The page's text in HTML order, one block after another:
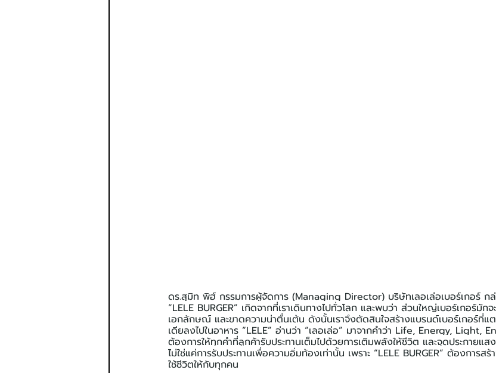
ดร.สุมิท พิฮ์ กรรมการผู้จัดการ (Managing Director) บริษัทเลอเล่อเบอร์เกอร์ ก
“LELE BURGER” เกิดจากที่เราเดินทางไปทั่วโลก และพบว่า ส่วนใหญ่เบอร์เกอร์มัก
เอกลักษณ์ และขาดความน่าตื่นเต้น ดังนั้นเราจึงตัดสินใจสร้างแบรนด์เบอร์เกอร์ที่แ
เดียลงไปในอาหาร “LELE” อ่านว่า “เลอเล่อ” มาจากคำว่า Life, Energy, Light,
ต้องการให้ทุกคำที่ลูกค้ารับประทานเต็มไปด้วยการเติมพลังให้ชีวิต และจุดประกายแส
ไม่ใช่แค่การรับประทานเพื่อความอิ่มท้องเท่านั้น เพราะ “LELE BURGER” ต้องการ
ใช้ชีวิตให้กับทุกคน